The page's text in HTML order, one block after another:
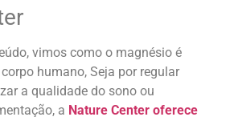
vimos como o magnésio é
humano, Seja por regular
a qualidade do sono ou
a Nature Center oferece